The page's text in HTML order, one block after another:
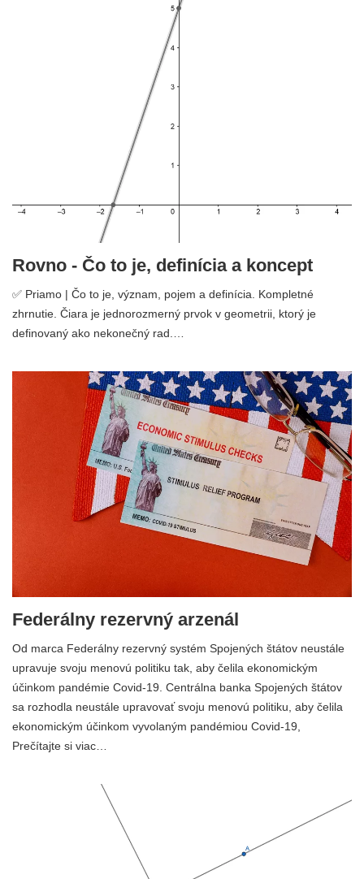
Rovno - Čo to je, definícia a koncept
✅ Priamo | Čo to je, význam, pojem a definícia. Kompletné
zhrnutie. Čiara je jednorozmerný prvok v geometrii, ktorý je
definovaný ako nekonečný rad.…
Federálny rezervný arzenál
Od marca Federálny rezervný systém Spojených štátov neustále
upravuje svoju menovú politiku tak, aby čelila ekonomickým
účinkom pandémie Covid-19. Centrálna banka Spojených štátov
sa rozhodla neustále upravovať svoju menovú politiku, aby čelila
ekonomickým účinkom vyvolaným pandémiou Covid-19,
Prečítajte si viac…